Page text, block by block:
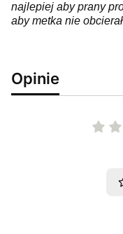
najlepiej aby prany
aby metka nie
Opinie